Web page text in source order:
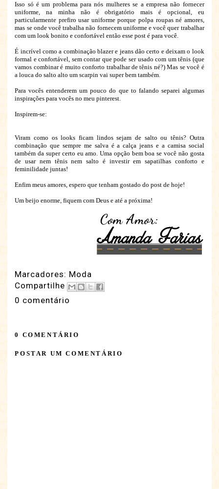
Isso só é um problema para nós mulheres se a empresa não fornecer
uniforme, na minha não é obrigatório mais é opcional, eu
particularmente prefiro usar uniforme porque polpa roupas né amores,
mas se onde você trabalha não fornecem uniforme e você quer trabalhar
com um look bonito e confortável então esse post é para você.
É incrível como a combinação blazer e jeans dão certo e deixam o look
formal e confortável, sem contar que pode ser usado com um tênis (que
vamos combinar é muito conforto trabalhar de tênis né?) Mas se você é
a louca do salto alto um scarpin vai super bem também.
Para vocês entenderem um pouco do que to falando separei algumas
inspirações para vocês no meu pinterest.
Inspirem-se:
Viram como os looks ficam lindos sejam de salto ou tênis? Outra
combinação que sempre me salva é a calça jeans e a camisa social
também da super certo eu amo. Uma opção bem boa se você não gosta
de usar nem tênis nem salto é investir em sapatilhas conforto e
feminilidade juntas!
Enfim meus amores, espero que tenham gostado do post de hoje!
Um beijo enorme, fiquem com Deus e até a próxima!
Marcadores: Moda
Compartilhe
0 comentário
0 COMENTÁRIO
POSTAR UM COMENTÁRIO